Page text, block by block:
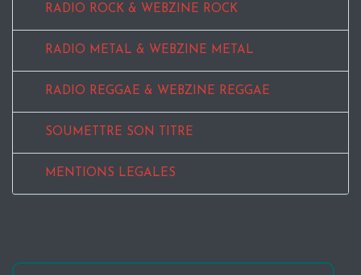
RADIO ROCK & WEBZINE ROCK
RADIO METAL & WEBZINE METAL
RADIO REGGAE & WEBZINE REGGAE
SOUMETTRE SON TITRE
MENTIONS LEGALES